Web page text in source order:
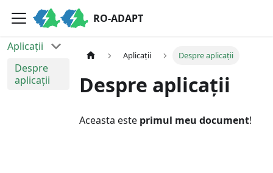
RO-ADAPT
Aplicații
Despre
aplicații
Aplicații Despre aplicații
Despre aplicații
Aceasta este primul meu document!